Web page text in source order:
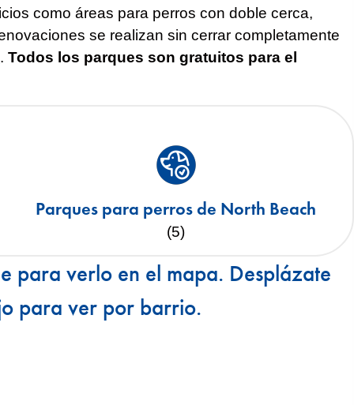
como áreas para perros con doble cerca,
se realizan sin cerrar completamente
. Todos los parques son gratuitos para el
Parques para perros de North Beach
(5)
para verlo en el mapa. Desplázate
para ver por barrio.